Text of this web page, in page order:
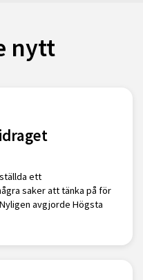
nytt
ett
saker att tänka på för
avgjorde Högsta